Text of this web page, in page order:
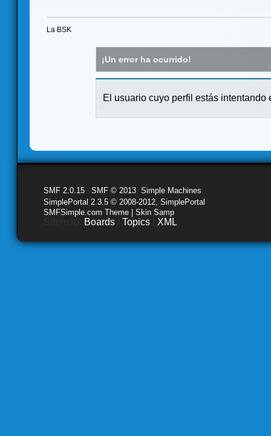
La BSK
¡Un error ha ocurrido!
El usuario cuyo perfil estás intentando
SMF 2.0.15 SMF © 2013 Simple Machines
SimplePortal 2.3.5 © 2008-2012, SimplePortal
SMFSimple.com Theme | Skin Samp
Boards Topics XML